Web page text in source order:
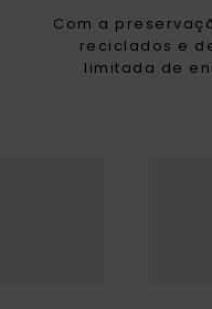
Com a
reciclados e
limitada de